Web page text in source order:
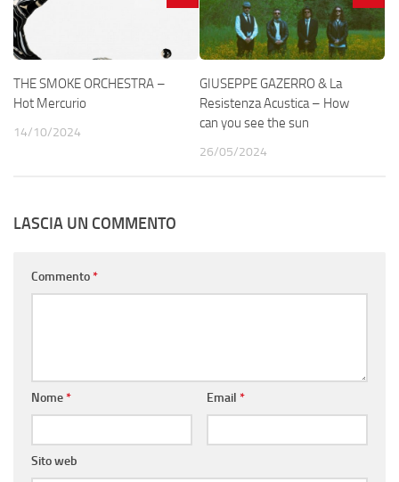
THE SMOKE ORCHESTRA –
Hot Mercurio
14/10/2024
GIUSEPPE GAZERRO & La
Resistenza Acustica – How
can you see the sun
26/05/2024
LASCIA UN COMMENTO
Commento*
Nome* Email *
Sito web